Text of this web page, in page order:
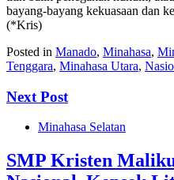
bayang-bayang kekuasaan dan
(*Kris)
Posted in Manado, Minahasa,
Tenggara, Minahasa Utara,
Next Post
Minahasa Selatan
SMP Kristen